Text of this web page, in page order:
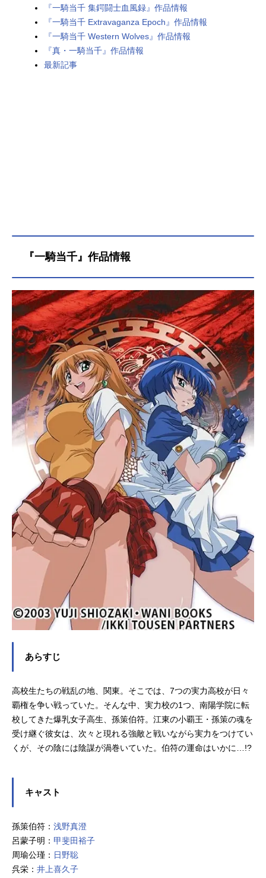
『一騎当千 集鍔闘士血風録』作品情報
『一騎当千 Extravaganza Epoch』作品情報
『一騎当千 Western Wolves』作品情報
『真・一騎当千』作品情報
最新記事
『一騎当千』作品情報
あらすじ
高校生たちの戦乱の地、関東。そこでは、7つの実力高校が日々
覇権を争い戦っていた。そんな中、実力校の1つ、南陽学院に転
校してきた爆乳女子高生、孫策伯符。江東の小覇王・孫策の魂を
受け継ぐ彼女は、次々と現れる強敵と戦いながら実力をつけてい
くが、その陰には陰謀が渦巻いていた。伯符の運命はいかに…!?
キャスト
孫策伯符： 浅野真澄
呂蒙子明： 甲斐田裕子
周瑜公瑾： 日野聡
呉栄： 井上喜久子